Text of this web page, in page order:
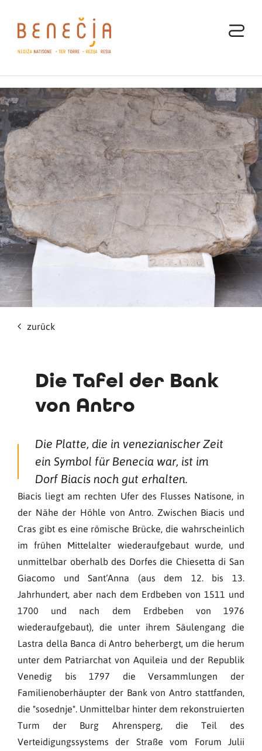
zurück
Die Tafel der Bank
von Antro
Die Platte, die in venezianischer Zeit
ein Symbol für Benecia war, ist im
Dorf Biacis noch gut erhalten.
Biacis liegt am rechten Ufer des Flusses Natisone, in
der Nähe der Höhle von Antro. Zwischen Biacis und
Cras gibt es eine römische Brücke, die wahrscheinlich
im frühen Mittelalter wiederaufgebaut wurde, und
unmittelbar oberhalb des Dorfes die Chiesetta di San
Giacomo und Sant‘Anna (aus dem 12. bis 13.
Jahrhundert, aber nach dem Erdbeben von 1511 und
1700 und nach dem Erdbeben von 1976
wiederaufgebaut), die unter ihrem Säulengang die
Lastra della Banca di Antro beherbergt, um die herum
unter dem Patriarchat von Aquileia und der Republik
Venedig bis 1797 die Versammlungen der
Familienoberhäupter der Bank von Antro stattfanden,
die "sosednje". Unmittelbar hinter dem rekonstruierten
Turm der Burg Ahrensperg, die Teil des
Verteidigungssystems der Straße vom Forum Julii